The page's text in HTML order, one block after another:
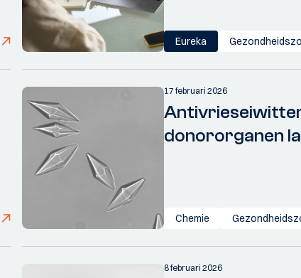
Eureka
17 februari 2026
donororganen
Chemie
8 februari 2026